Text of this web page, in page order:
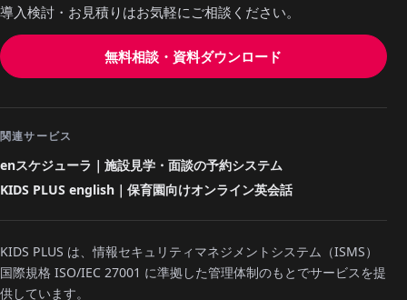
導入検討・お見積りはお気軽にご相談ください。
無料相談・資料ダウンロード
関連サービス
enスケジューラ｜施設見学・面談の予約システム
KIDS PLUS english｜保育園向けオンライン英会話
KIDS PLUS は、情報セキュリティマネジメントシステム（ISMS）
国際規格 ISO/IEC 27001 に準拠した管理体制のもとでサービスを提
供しています。